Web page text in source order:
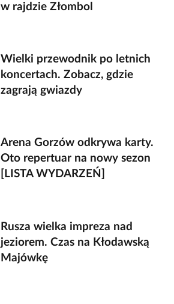
w rajdzie Złombol
Wielki przewodnik po letnich
koncertach. Zobacz, gdzie
zagrają gwiazdy
Arena Gorzów odkrywa karty.
Oto repertuar na nowy sezon
[LISTA WYDARZEŃ]
Rusza wielka impreza nad
jeziorem. Czas na Kłodawską
Majówkę